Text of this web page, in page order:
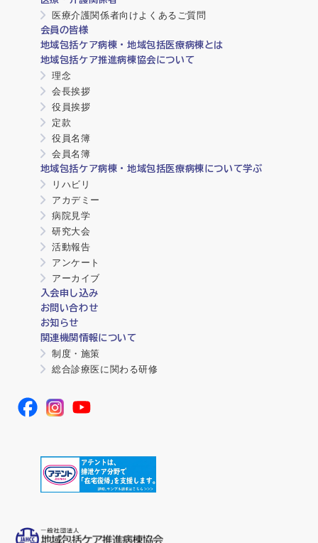
医療介護関係者向けよくあるご質問
会員の皆様
地域包括ケア病棟・地域包括医療病棟とは
地域包括ケア推進病棟協会について
理念
会長挨拶
役員挨拶
定款
役員名簿
会員名簿
地域包括ケア病棟・地域包括医療病棟について学ぶ
リハビリ
アカデミー
病院見学
研究大会
活動報告
アンケート
アーカイブ
入会申し込み
お問い合わせ
お知らせ
関連機関情報について
制度・施策
総合診療医に関わる研修